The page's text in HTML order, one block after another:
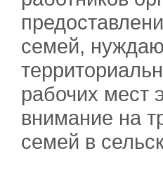
семей,
рабочих мест
внимание на
семей в